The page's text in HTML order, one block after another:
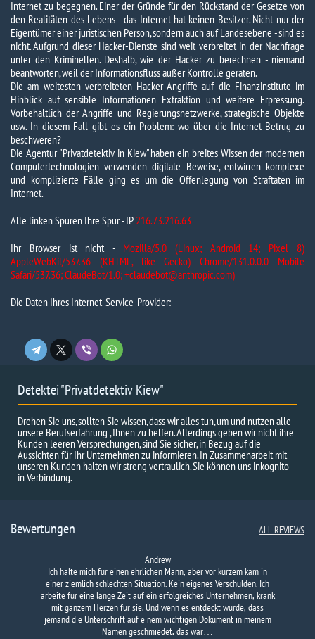
Internet zu begegnen. Einer der Gründe für den Rückstand der Gesetze von
den Realitäten des Lebens - das Internet hat keinen Besitzer. Nicht nur der
Eigentümer einer juristischen Person, sondern auch auf Landesebene - sind es
nicht. Aufgrund dieser Hacker-Dienste sind weit verbreitet in der Nachfrage
unter den Kriminellen. Deshalb, wie der Hacker zu berechnen - niemand
beantworten, weil der Informationsfluss außer Kontrolle geraten.
Die am weitesten verbreiteten Hacker-Angriffe auf die Finanzinstitute im
Hinblick auf sensible Informationen Extraktion und weitere Erpressung.
Vorbehaltlich der Angriffe und Regierungsnetzwerke, strategische Objekte
usw. In diesem Fall gibt es ein Problem: wo über die Internet-Betrug zu
beschweren?
Die Agentur "Privatdetektiv in Kiew" haben ein breites Wissen der modernen
Computertechnologien verwenden digitale Beweise, entwirren komplexe
und komplizierte Fälle ging es um die Offenlegung von Straftaten im
Internet.
Alle linken Spuren Ihre Spur - IP 216.73.216.63
Ihr Browser ist nicht - Mozilla/5.0 (Linux; Android 14; Pixel 8)
AppleWebKit/537.36 (KHTML, like Gecko) Chrome/131.0.0.0 Mobile
Safari/537.36; ClaudeBot/1.0; +claudebot@anthropic.com)
Die Daten Ihres Internet-Service-Provider:
Detektei "Privatdetektiv Kiew"
Drehen Sie uns, sollten Sie wissen, dass wir alles tun, um und nutzen alle
unsere Berufserfahrung , Ihnen zu helfen. Allerdings geben wir nicht ihre
Kunden leeren Versprechungen, sind Sie sicher, in Bezug auf die
Aussichten für Ihr Unternehmen zu informieren. In Zusammenarbeit mit
unseren Kunden halten wir streng vertraulich. Sie können uns inkognito
in Verbindung.
Bewertungen ALL REVIEWS
Andrew
Ich halte mich für einen ehrlichen Mann, aber vor kurzem kam in
einer ziemlich schlechten Situation. Kein eigenes Verschulden. Ich
arbeite für eine lange Zeit auf ein erfolgreiches Unternehmen, krank
mit ganzem Herzen für sie. Und wenn es entdeckt wurde, dass
jemand die Unterschrift auf einem wichtigen Dokument in meinem
Namen geschmiedet, das war…